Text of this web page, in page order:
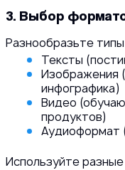
3. Выбор
Разнообразьте
Тексты
Изображения
инфографика)
Видео
продуктов)
Аудиоформат
Используйте